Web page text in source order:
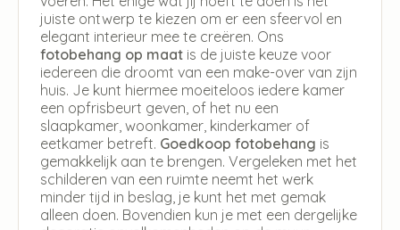
juiste ontwerp te kiezen om er een sfeervol en
elegant interieur mee te creëren. Ons
fotobehang op maat is de juiste keuze voor
iedereen die droomt van een make-over van zijn
huis. Je kunt hiermee moeiteloos iedere kamer
een opfrisbeurt geven, of het nu een
slaapkamer, woonkamer, kinderkamer of
eetkamer betreft. Goedkoop fotobehang is
gemakkelijk aan te brengen. Vergeleken met het
schilderen van een ruimte neemt het werk
minder tijd in beslag, je kunt het met gemak
alleen doen. Bovendien kun je met een dergelijke